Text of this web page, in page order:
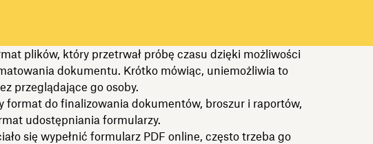
plików, który przetrwał próbę czasu dzięki możliwości
dokumentu. Krótko mówiąc, uniemożliwia to
przeglądające go osoby.
format do finalizowania dokumentów, broszur i raportów,
udostępniania formularzy.
się wypełnić formularz PDF online, często trzeba go